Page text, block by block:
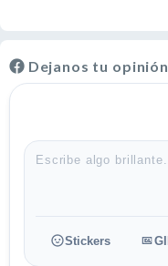
Dejanos tu opinión